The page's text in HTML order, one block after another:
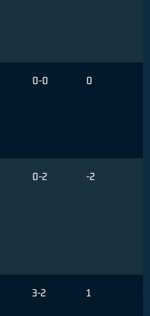
0-0 0
0-2 -2
3-2 1